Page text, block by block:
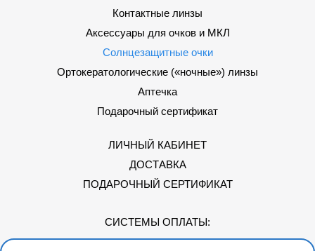
Контактные линзы
Аксессуары для очков и МКЛ
Солнцезащитные очки
Ортокератологические («ночные») линзы
Аптечка
Подарочный сертификат
ЛИЧНЫЙ КАБИНЕТ
ДОСТАВКА
ПОДАРОЧНЫЙ СЕРТИФИКАТ
СИСТЕМЫ ОПЛАТЫ: